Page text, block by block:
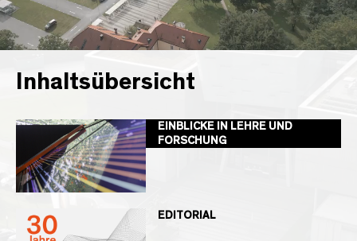
Inhaltsübersicht
EINBLICKE IN LEHRE UND
FORSCHUNG
EDITORIAL